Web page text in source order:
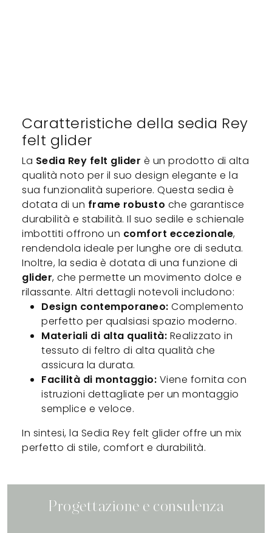
Caratteristiche della sedia Rey
felt glider
La Sedia Rey felt glider è un prodotto di alta
qualità noto per il suo design elegante e la
sua funzionalità superiore. Questa sedia è
dotata di un frame robusto che garantisce
durabilità e stabilità. Il suo sedile e schienale
imbottiti offrono un comfort eccezionale,
rendendola ideale per lunghe ore di seduta.
Inoltre, la sedia è dotata di una funzione di
glider, che permette un movimento dolce e
rilassante. Altri dettagli notevoli includono:
Design contemporaneo: Complemento
perfetto per qualsiasi spazio moderno.
Materiali di alta qualità: Realizzato in
tessuto di feltro di alta qualità che
assicura la durata.
Facilità di montaggio: Viene fornita con
istruzioni dettagliate per un montaggio
semplice e veloce.
In sintesi, la Sedia Rey felt glider offre un mix
perfetto di stile, comfort e durabilità.
Progettazione e consulenza